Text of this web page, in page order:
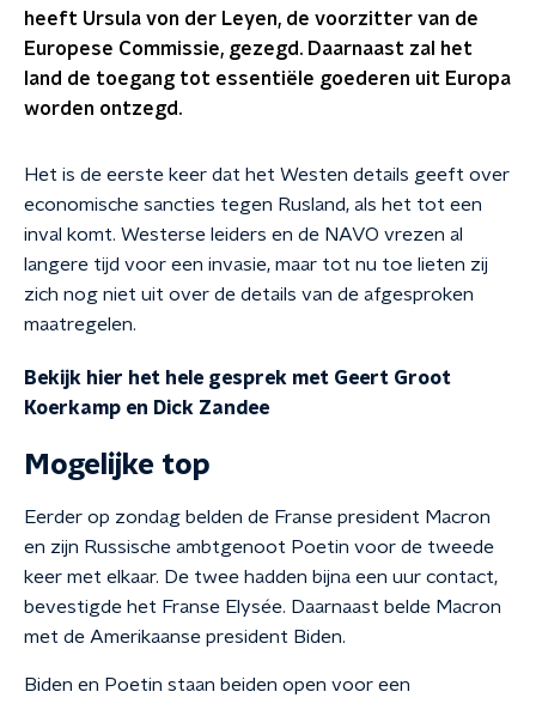
heeft Ursula von der Leyen, de voorzitter van de
Europese Commissie, gezegd. Daarnaast zal het
land de toegang tot essentiële goederen uit Europa
worden ontzegd.
Het is de eerste keer dat het Westen details geeft over
economische sancties tegen Rusland, als het tot een
inval komt. Westerse leiders en de NAVO vrezen al
langere tijd voor een invasie, maar tot nu toe lieten zij
zich nog niet uit over de details van de afgesproken
maatregelen.
Bekijk hier het hele gesprek met Geert Groot
Koerkamp en Dick Zandee
Mogelijke top
Eerder op zondag belden de Franse president Macron
en zijn Russische ambtgenoot Poetin voor de tweede
keer met elkaar. De twee hadden bijna een uur contact,
bevestigde het Franse Elysée. Daarnaast belde Macron
met de Amerikaanse president Biden.
Biden en Poetin staan beiden open voor een